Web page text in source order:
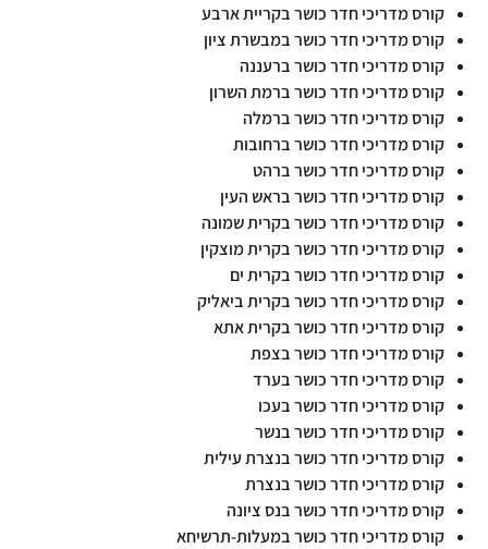
קורס מדריכי חדר כושר בקריית ארבע
קורס מדריכי חדר כושר במבשרת ציון
קורס מדריכי חדר כושר ברעננה
קורס מדריכי חדר כושר ברמת השרון
קורס מדריכי חדר כושר ברמלה
קורס מדריכי חדר כושר ברחובות
קורס מדריכי חדר כושר ברהט
קורס מדריכי חדר כושר בראש העין
קורס מדריכי חדר כושר בקרית שמונה
קורס מדריכי חדר כושר בקרית מוצקין
קורס מדריכי חדר כושר בקרית ים
קורס מדריכי חדר כושר בקרית ביאליק
קורס מדריכי חדר כושר בקרית אתא
קורס מדריכי חדר כושר בצפת
קורס מדריכי חדר כושר בערד
קורס מדריכי חדר כושר בעכו
קורס מדריכי חדר כושר בנשר
קורס מדריכי חדר כושר בנצרת עילית
קורס מדריכי חדר כושר בנצרת
קורס מדריכי חדר כושר בנס ציונה
קורס מדריכי חדר כושר במעלות-תרשיחא